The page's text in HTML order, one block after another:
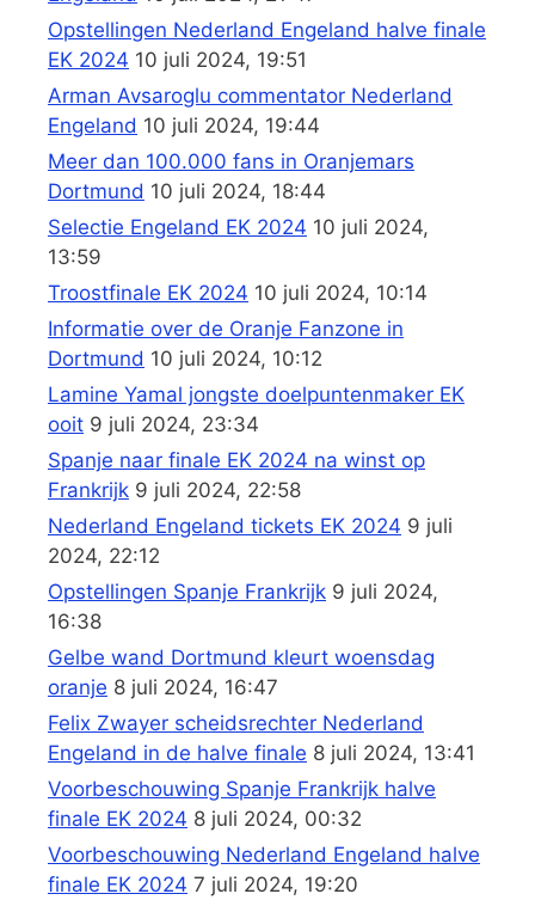
Opstellingen Nederland Engeland halve finale
EK 2024 10 juli 2024, 19:51
Arman Avsaroglu commentator Nederland
Engeland 10 juli 2024, 19:44
Meer dan 100.000 fans in Oranjemars
Dortmund 10 juli 2024, 18:44
Selectie Engeland EK 2024 10 juli 2024,
13:59
Troostfinale EK 2024 10 juli 2024, 10:14
Informatie over de Oranje Fanzone in
Dortmund 10 juli 2024, 10:12
Lamine Yamal jongste doelpuntenmaker EK
ooit 9 juli 2024, 23:34
Spanje naar finale EK 2024 na winst op
Frankrijk 9 juli 2024, 22:58
Nederland Engeland tickets EK 2024 9 juli
2024, 22:12
Opstellingen Spanje Frankrijk 9 juli 2024,
16:38
Gelbe wand Dortmund kleurt woensdag
oranje 8 juli 2024, 16:47
Felix Zwayer scheidsrechter Nederland
Engeland in de halve finale 8 juli 2024, 13:41
Voorbeschouwing Spanje Frankrijk halve
finale EK 2024 8 juli 2024, 00:32
Voorbeschouwing Nederland Engeland halve
finale EK 2024 7 juli 2024, 19:20